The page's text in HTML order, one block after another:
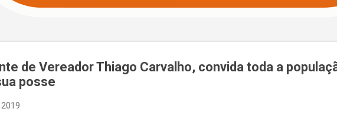
de Vereador Thiago Carvalho, convida toda a
posse